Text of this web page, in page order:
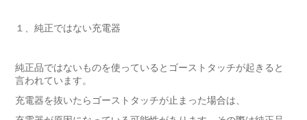
１、純正ではない充電器
純正品ではないものを使っているとゴーストタッチが起きると
言われています。
充電器を抜いたらゴーストタッチが止まった場合は、